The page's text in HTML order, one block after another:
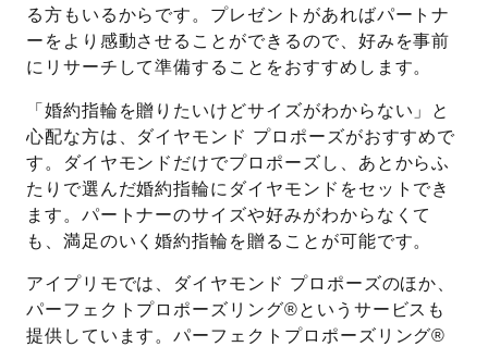
る方もいるからです。プレゼントがあればパートナ
ーをより感動させることができるので、好みを事前
にリサーチして準備することをおすすめします。
「婚約指輪を贈りたいけどサイズがわからない」と
心配な方は、ダイヤモンド プロポーズがおすすめで
す。ダイヤモンドだけでプロポーズし、あとからふ
たりで選んだ婚約指輪にダイヤモンドをセットでき
ます。パートナーのサイズや好みがわからなくて
も、満足のいく婚約指輪を贈ることが可能です。
アイプリモでは、ダイヤモンド プロポーズのほか、
パーフェクトプロポーズリング®というサービスも
提供しています。パーフェクトプロポーズリング®